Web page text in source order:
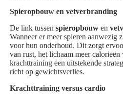
Spieropbouw en vetverbranding
De link tussen spieropbouw en
Wanneer er meer spieren aanwezig
voor hun onderhoud. Dit zorgt
van rust, het lichaam meer
krachttraining een uitstekende
richt op gewichtsverlies.
Krachttraining versus cardio